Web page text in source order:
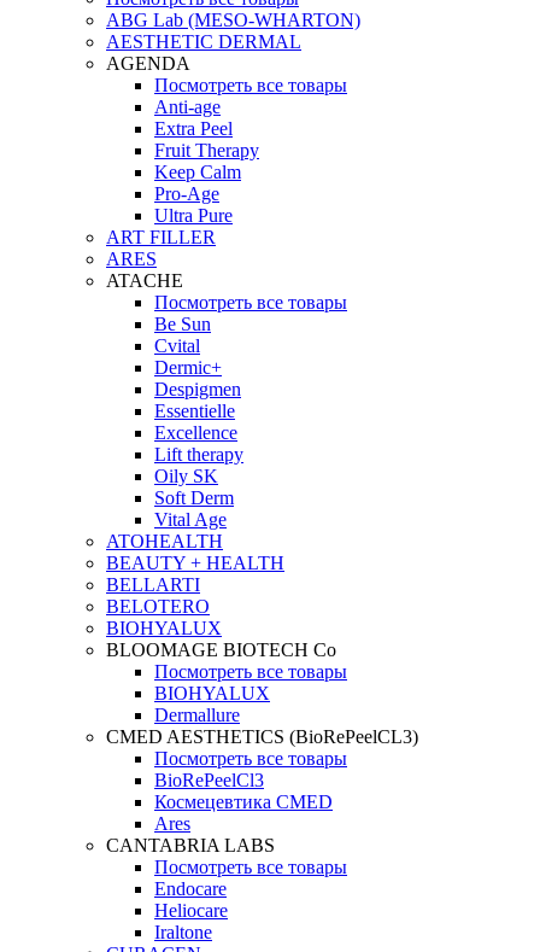
ABG Lab (MESO-WHARTON)
AESTHETIC DERMAL
AGENDA
Посмотреть все товары
Anti-age
Extra Peel
Fruit Therapy
Keep Calm
Pro‑Age
Ultra Pure
ART FILLER
ARES
ATACHE
Посмотреть все товары
Be Sun
Cvital
Dermic+
Despigmen
Essentielle
Excellence
Lift therapy
Oily SK
Soft Derm
Vital Age
ATOHEALTH
BEAUTY + HEALTH
BELLARTI
BELOTERO
BIOHYALUX
BLOOMAGE BIOTECH Co
Посмотреть все товары
BIOHYALUX
Dermallure
CMED AESTHETICS (BioRePeelCL3)
Посмотреть все товары
BioRePeelCl3
Космецевтика CMED
Ares
CANTABRIA LABS
Посмотреть все товары
Endocare
Heliocare
Iraltone